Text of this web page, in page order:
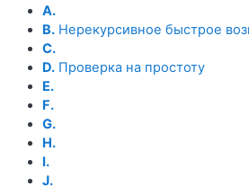
A.
B. Нерекурсивное быстрое
C.
D. Проверка на простоту
E.
F.
G.
H.
I.
J.